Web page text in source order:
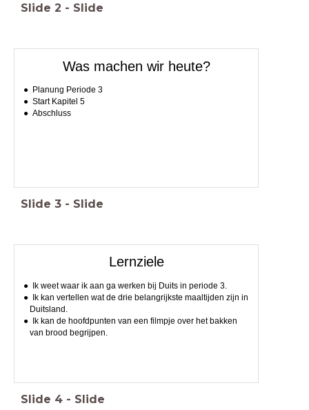
Slide 2 - Slide
Was machen wir heute?
Planung Periode 3
Start Kapitel 5
Abschluss
Slide 3 - Slide
Lernziele
Ik weet waar ik aan ga werken bij Duits in periode 3.
Ik kan vertellen wat de drie belangrijkste maaltijden zijn in
Duitsland.
Ik kan de hoofdpunten van een filmpje over het bakken
van brood begrijpen.
Slide 4 - Slide